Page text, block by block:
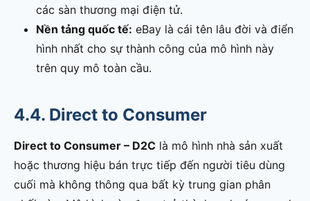
các sàn thương mại điện tử.
Nền tảng quốc tế: eBay là cái tên lâu đời và điển
hình nhất cho sự thành công của mô hình này
trên quy mô toàn cầu.
4.4. Direct to Consumer
Direct to Consumer – D2C là mô hình nhà sản xuất
hoặc thương hiệu bán trực tiếp đến người tiêu dùng
cuối mà không thông qua bất kỳ trung gian phân